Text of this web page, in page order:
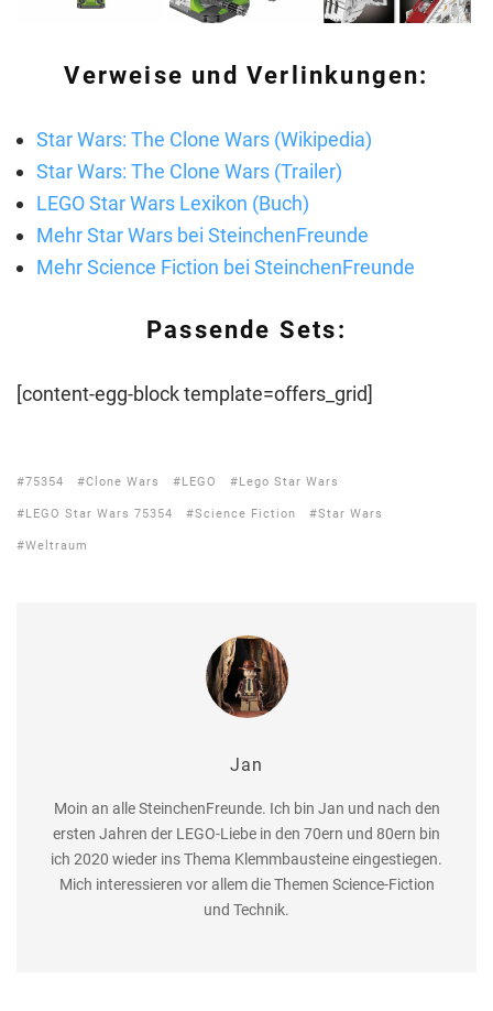
Verweise und Verlinkungen:
Star Wars: The Clone Wars (Wikipedia)
Star Wars: The Clone Wars (Trailer)
LEGO Star Wars Lexikon (Buch)
Mehr Star Wars bei SteinchenFreunde
Mehr Science Fiction bei SteinchenFreunde
Passende Sets:
[content-egg-block template=offers_grid]
75354 Clone Wars LEGO Lego Star Wars
LEGO Star Wars 75354 Science Fiction Star Wars
Weltraum
Jan
Moin an alle SteinchenFreunde. Ich bin Jan und nach den
ersten Jahren der LEGO-Liebe in den 70ern und 80ern bin
ich 2020 wieder ins Thema Klemmbausteine eingestiegen.
Mich interessieren vor allem die Themen Science-Fiction
und Technik.